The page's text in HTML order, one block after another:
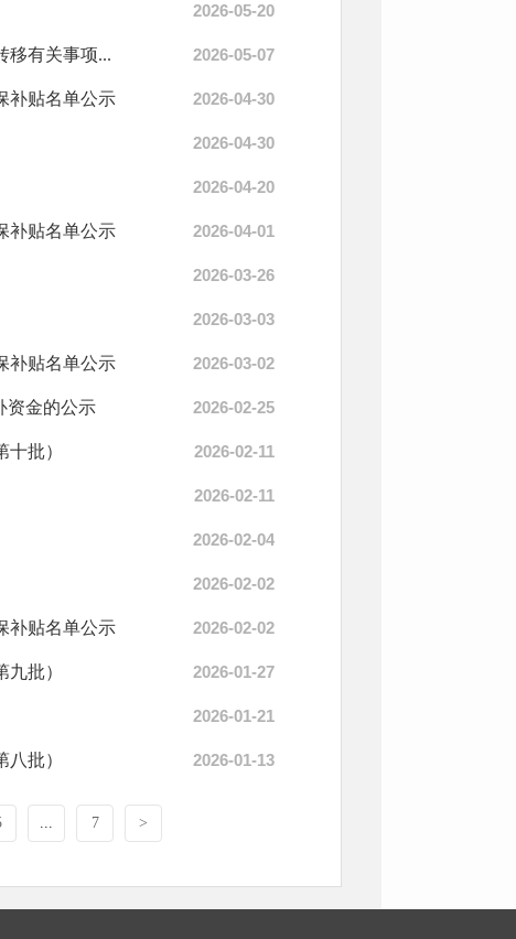
2026-05-20
移有关事项... 2026-05-07
补贴名单公示 2026-04-30
2026-04-30
2026-04-20
补贴名单公示 2026-04-01
2026-03-26
2026-03-03
补贴名单公示 2026-03-02
资金的公示 2026-02-25
批） 2026-02-11
2026-02-11
2026-02-04
2026-02-02
补贴名单公示 2026-02-02
批） 2026-01-27
2026-01-21
批） 2026-01-13
... 7 >